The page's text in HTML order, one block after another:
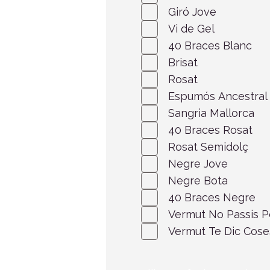
Giró Jove
Vi de Gel
40 Braces Blanc
Brisat
Rosat
Espumós Ancestral
Sangria Mallorca
40 Braces Rosat
Rosat Semidolç
Negre Jove
Negre Bota
40 Braces Negre
Vermut No Passis
Vermut Te Dic